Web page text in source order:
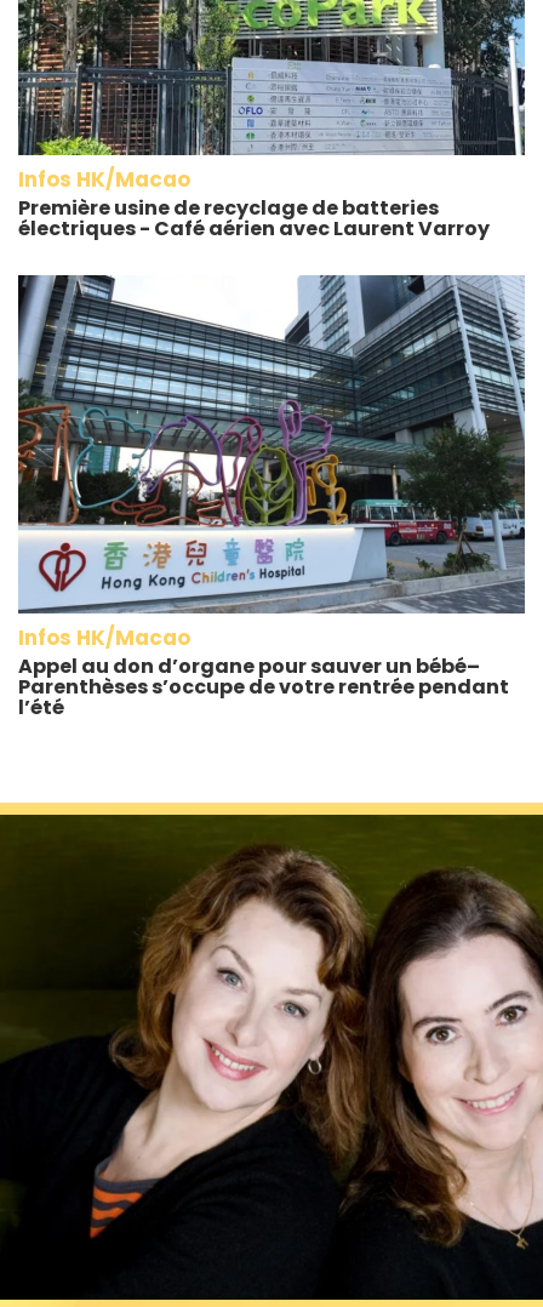
Infos HK/Macao
Première usine de recyclage de batteries
électriques - Café aérien avec Laurent Varroy
Infos HK/Macao
Appel au don d’organe pour sauver un bébé–
Parenthèses s’occupe de votre rentrée pendant
l’été